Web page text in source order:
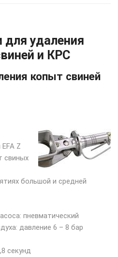
удаления
и КРС
копыт свиней
Z
свиных
большой и средней
пневматический
давление 6 – 8 бар
секунд